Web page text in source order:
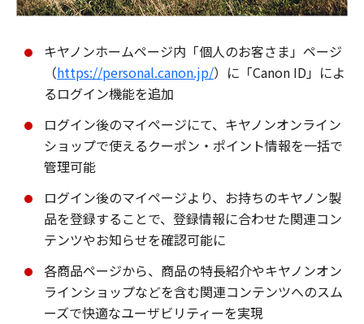
キヤノンホームページ内「個人のお客さま」ページ
（https://personal.canon.jp/）に「Canon ID」によ
るログイン機能を追加
ログイン後のマイページにて、キヤノンオンライン
ショップで使えるクーポン・ポイント情報を一括で
管理可能
ログイン後のマイページより、お持ちのキヤノン製
品を登録することで、登録情報に合わせた関連コン
テンツやお知らせを確認可能に
各商品ページから、商品の特長紹介やキヤノンオン
ラインショップなどを含む関連コンテンツへのスム
ーズで快適なユーザビリティーを実現